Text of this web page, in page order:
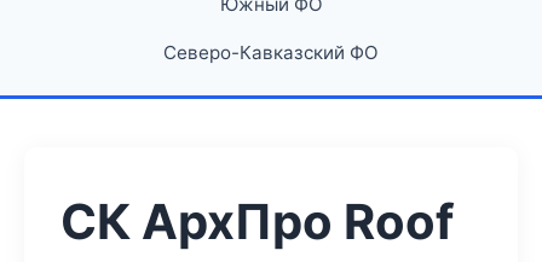
Северо-Кавказский ФО
СК АрхПро Roof